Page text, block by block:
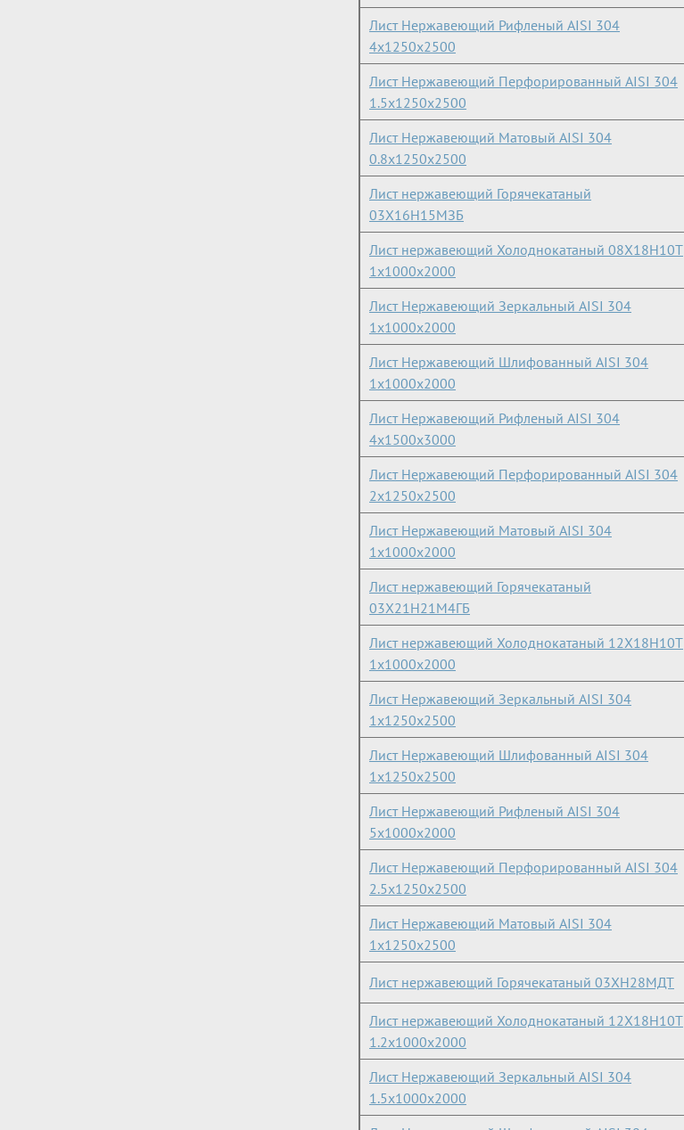
Лист Нержавеющий Рифленый AISI 304
4х1250х2500
Лист Нержавеющий Перфорированный AISI 304
1.5х1250х2500
Лист Нержавеющий Матовый AISI 304
0.8х1250х2500
Лист нержавеющий Горячекатаный
03Х16Н15МЗБ
Лист нержавеющий Холоднокатаный 08Х18Н10Т
1х1000х2000
Лист Нержавеющий Зеркальный AISI 304
1х1000х2000
Лист Нержавеющий Шлифованный AISI 304
1х1000х2000
Лист Нержавеющий Рифленый AISI 304
4х1500х3000
Лист Нержавеющий Перфорированный AISI 304
2х1250х2500
Лист Нержавеющий Матовый AISI 304
1х1000х2000
Лист нержавеющий Горячекатаный
03Х21Н21М4ГБ
Лист нержавеющий Холоднокатаный 12Х18Н10Т
1х1000х2000
Лист Нержавеющий Зеркальный AISI 304
1х1250х2500
Лист Нержавеющий Шлифованный AISI 304
1х1250х2500
Лист Нержавеющий Рифленый AISI 304
5х1000х2000
Лист Нержавеющий Перфорированный AISI 304
2.5х1250х2500
Лист Нержавеющий Матовый AISI 304
1х1250х2500
Лист нержавеющий Горячекатаный 03ХН28МДТ
Лист нержавеющий Холоднокатаный 12Х18Н10Т
1.2х1000х2000
Лист Нержавеющий Зеркальный AISI 304
1.5х1000х2000